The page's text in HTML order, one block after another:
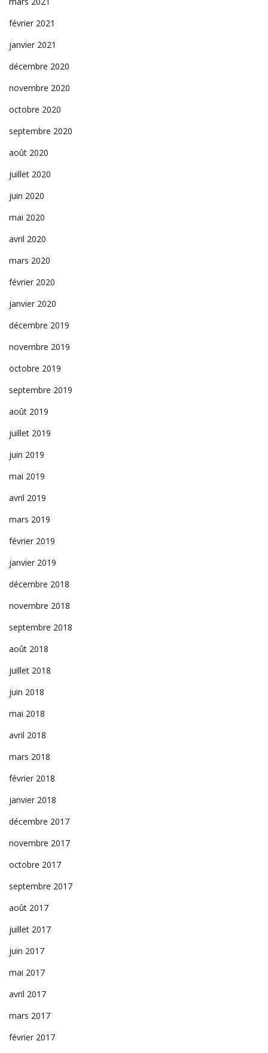
février 2021
janvier 2021
décembre 2020
novembre 2020
octobre 2020
septembre 2020
août 2020
juillet 2020
juin 2020
mai 2020
avril 2020
mars 2020
février 2020
janvier 2020
décembre 2019
novembre 2019
octobre 2019
septembre 2019
août 2019
juillet 2019
juin 2019
mai 2019
avril 2019
mars 2019
février 2019
janvier 2019
décembre 2018
novembre 2018
septembre 2018
août 2018
juillet 2018
juin 2018
mai 2018
avril 2018
mars 2018
février 2018
janvier 2018
décembre 2017
novembre 2017
octobre 2017
septembre 2017
août 2017
juillet 2017
juin 2017
mai 2017
avril 2017
mars 2017
février 2017